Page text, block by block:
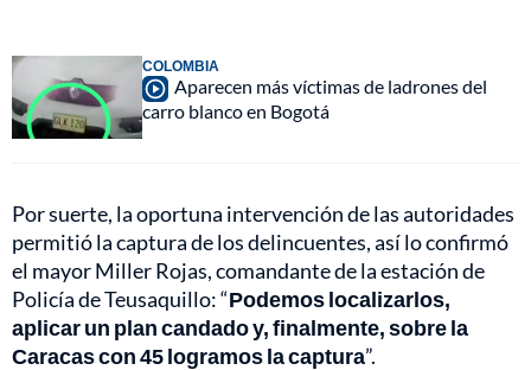
COLOMBIA
Aparecen más víctimas de ladrones del
carro blanco en Bogotá
Por suerte, la oportuna intervención de las autoridades
permitió la captura de los delincuentes, así lo confirmó
el mayor Miller Rojas, comandante de la estación de
Policía de Teusaquillo: “Podemos localizarlos,
aplicar un plan candado y, finalmente, sobre la
Caracas con 45 logramos la captura”.